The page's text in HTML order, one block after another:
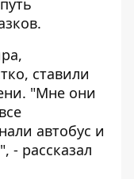
ставили
"Мне они
автобус и
- рассказал